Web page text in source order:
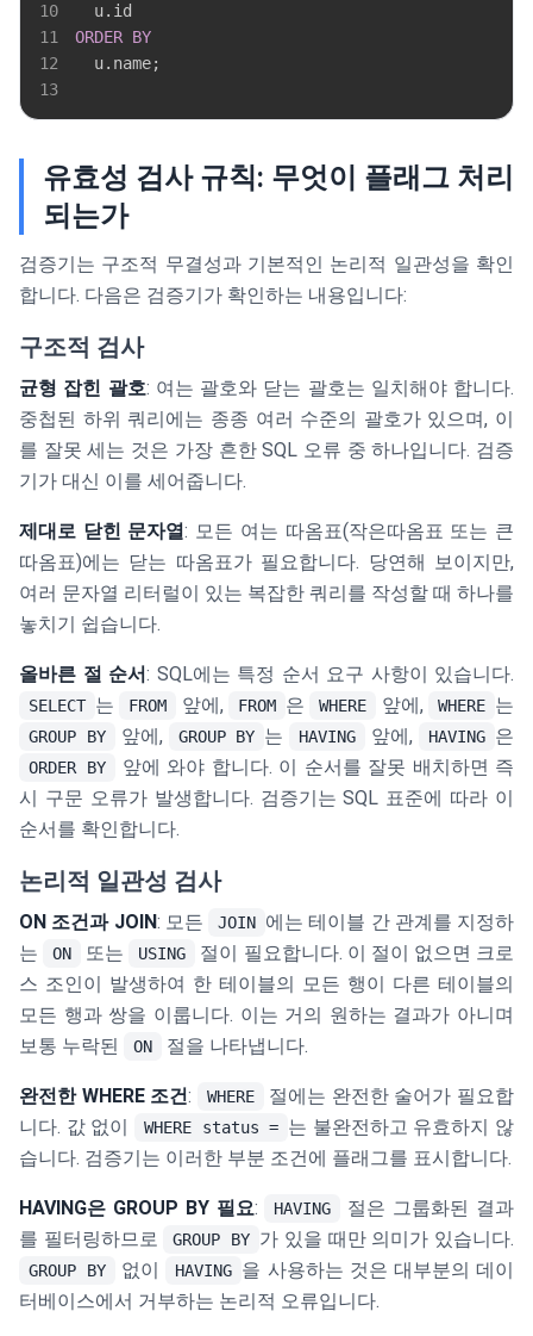
10
  u
.
11
ORDER BY
12
  u
. name;
13
유효성 검사 규칙: 무엇이 플래그 처리
되는가
검증기는 구조적 무결성과 기본적인 논리적 일관성을 확인
합니다. 다음은 검증기가 확인하는 내용입니다:
구조적 검사
균형 잡힌 괄호: 여는 괄호와 닫는 괄호는 일치해야 합니다.
중첩된 하위 쿼리에는 종종 여러 수준의 괄호가 있으며, 이
를 잘못 세는 것은 가장 흔한 SQL 오류 중 하나입니다. 검증
기가 대신 이를 세어줍니다.
제대로 닫힌 문자열: 모든 여는 따옴표(작은따옴표 또는 큰
따옴표)에는 닫는 따옴표가 필요합니다. 당연해 보이지만,
여러 문자열 리터럴이 있는 복잡한 쿼리를 작성할 때 하나를
놓치기 쉽습니다.
올바른 절 순서: SQL에는 특정 순서 요구 사항이 있습니다.
SELECT 는 FROM 앞에, FROM 은 WHERE 앞에, WHERE 는
GROUP BY 앞에, GROUP BY 는 HAVING 앞에, HAVING 은
ORDER BY
앞에 와야 합니다. 이 순서를 잘못 배치하면 즉
시 구문 오류가 발생합니다. 검증기는 SQL 표준에 따라 이
순서를 확인합니다.
논리적 일관성 검사
ON 조건과 JOIN: 모든 JOIN 에는 테이블 간 관계를 지정하
는
ON 또는 USING
절이 필요합니다. 이 절이 없으면 크로
스 조인이 발생하여 한 테이블의 모든 행이 다른 테이블의
모든 행과 쌍을 이룹니다. 이는 거의 원하는 결과가 아니며
보통 누락된
ON 절을 나타냅니다.
완전한 WHERE 조건: WHERE
절에는 완전한 술어가 필요합
니다. 값 없이
WHERE status = 는 불완전하고 유효하지 않
습니다. 검증기는 이러한 부분 조건에 플래그를 표시합니다.
HAVING은 GROUP BY 필요: HAVING
절은 그룹화된 결과
를 필터링하므로
GROUP BY 가 있을 때만 의미가 있습니다.
GROUP BY 없이 HAVING 을 사용하는 것은 대부분의 데이
터베이스에서 거부하는 논리적 오류입니다.